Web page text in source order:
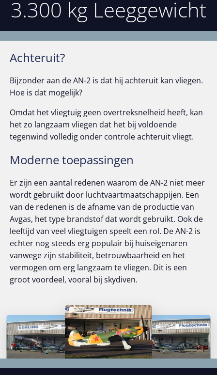
3.300 kg Leeggewicht
Achteruit?
Bijzonder aan de AN-2 is dat hij achteruit kan vliegen.
Hoe is dat mogelijk?
Omdat het vliegtuig geen overtreksnelheid heeft, kan
het zo langzaam vliegen dat het bij voldoende
tegenwind volledig onder controle achteruit vliegt.
Moderne toepassingen
Er zijn een aantal redenen waarom de AN-2 niet meer
wordt gebruikt door luchtvaartmaatschappijen. Een
van de redenen is de afname van de productie van
Avgas, het type brandstof dat wordt gebruikt. Ook de
leeftijd van veel vliegtuigen speelt een rol. De AN-2 is
echter nog steeds erg populair bij huiseigenaren
vanwege zijn stabiliteit, betrouwbaarheid en het
vermogen om erg langzaam te vliegen. Dit is een
groot voordeel, vooral bij skydiven.